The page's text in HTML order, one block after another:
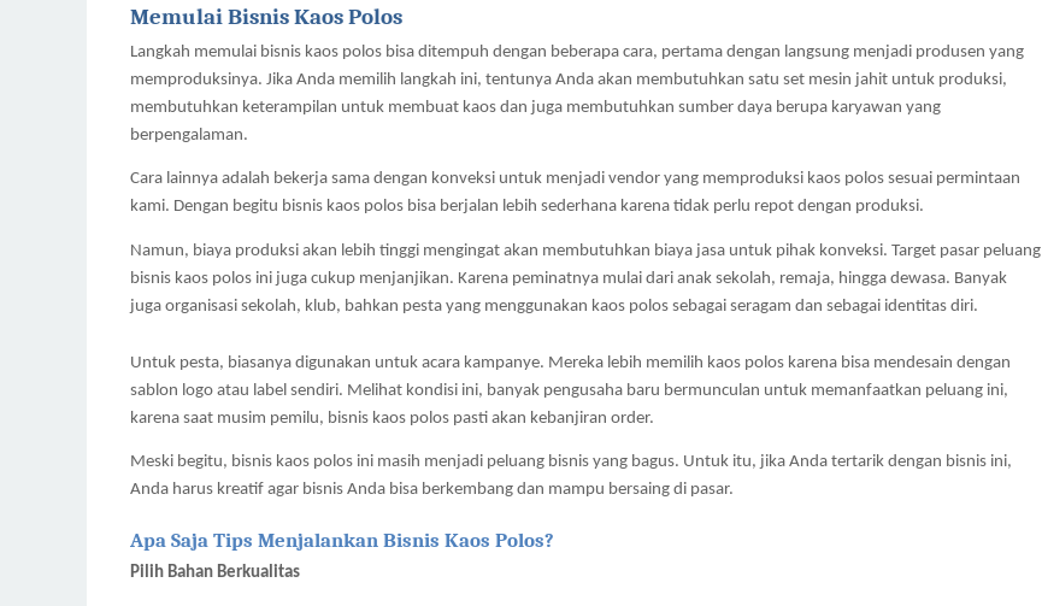
Memulai Bisnis Kaos Polos
Langkah memulai bisnis kaos polos bisa ditempuh dengan beberapa cara, pertama dengan langsung menjadi produsen yang
memproduksinya. Jika Anda memilih langkah ini, tentunya Anda akan membutuhkan satu set mesin jahit untuk produksi,
membutuhkan keterampilan untuk membuat kaos dan juga membutuhkan sumber daya berupa karyawan yang
berpengalaman.
Cara lainnya adalah bekerja sama dengan konveksi untuk menjadi vendor yang memproduksi kaos polos sesuai permintaan
kami. Dengan begitu bisnis kaos polos bisa berjalan lebih sederhana karena tidak perlu repot dengan produksi.
Namun, biaya produksi akan lebih tinggi mengingat akan membutuhkan biaya jasa untuk pihak konveksi. Target pasar peluang
bisnis kaos polos ini juga cukup menjanjikan. Karena peminatnya mulai dari anak sekolah, remaja, hingga dewasa. Banyak
juga organisasi sekolah, klub, bahkan pesta yang menggunakan kaos polos sebagai seragam dan sebagai identitas diri.
Untuk pesta, biasanya digunakan untuk acara kampanye. Mereka lebih memilih kaos polos karena bisa mendesain dengan
sablon logo atau label sendiri. Melihat kondisi ini, banyak pengusaha baru bermunculan untuk memanfaatkan peluang ini,
karena saat musim pemilu, bisnis kaos polos pasti akan kebanjiran order.
Meski begitu, bisnis kaos polos ini masih menjadi peluang bisnis yang bagus. Untuk itu, jika Anda tertarik dengan bisnis ini,
Anda harus kreatif agar bisnis Anda bisa berkembang dan mampu bersaing di pasar.
Apa Saja Tips Menjalankan Bisnis Kaos Polos?
Pilih Bahan Berkualitas